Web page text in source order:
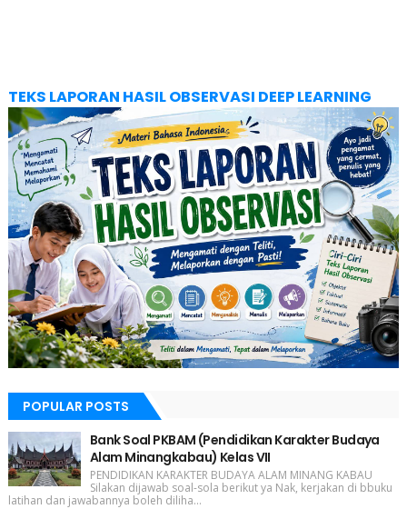
TEKS LAPORAN HASIL OBSERVASI DEEP LEARNING
POPULAR POSTS
Bank Soal PKBAM (Pendidikan Karakter Budaya
Alam Minangkabau) Kelas VII
PENDIDIKAN KARAKTER BUDAYA ALAM MINANG KABAU
Silakan dijawab soal-sola berikut ya Nak, kerjakan di bbuku
latihan dan jawabannya boleh diliha...